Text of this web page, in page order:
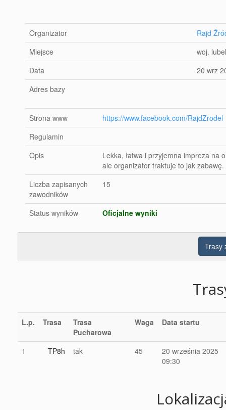
Organizator
Rajd
Miejsce
woj.
Data
20 wrz
Adres bazy
Strona www
https://www.facebook.com/RajdZrodel
Regulamin
Opis
Lekka, łatwa i przyjemna impreza na
ale organizator traktuje to jak
Liczba zapisanych
zawodników
15
Status wyników Oficjalne wyniki
Trasy
L.p. Trasa
Trasa
Pucharowa
Waga Data startu
1 TP8h tak 45
20 września 2025
09:30